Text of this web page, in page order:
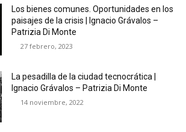
Los bienes comunes. Oportunidades en los
paisajes de la crisis | Ignacio Grávalos –
Patrizia Di Monte
27 febrero, 2023
La pesadilla de la ciudad tecnocrática |
Ignacio Grávalos – Patrizia Di Monte
14 noviembre, 2022